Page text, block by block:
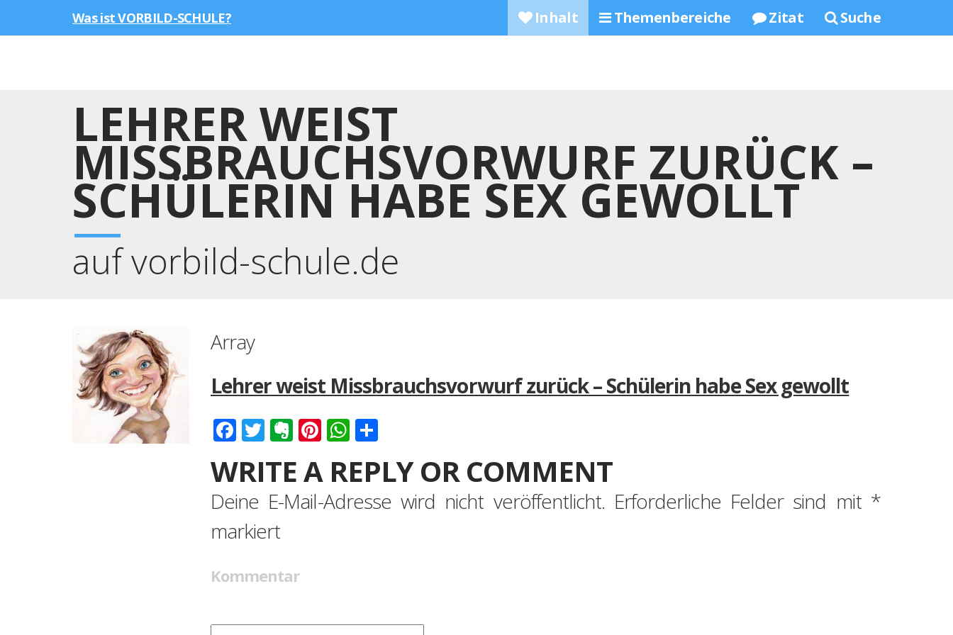
Was ist VORBILD-SCHULE? Inhalt Themenbereiche Zitat Suche
LEHRER WEIST
MISSBRAUCHSVORWURF ZURÜCK –
SCHÜLERIN HABE SEX GEWOLLT
auf vorbild-schule.de
Array
Lehrer weist Missbrauchsvorwurf zurück – Schülerin habe Sex gewollt
Facebook
Twitter
Evernote
Pinterest
WhatsApp
WRITE A REPLY OR COMMENT
Deine E-Mail-Adresse wird nicht veröffentlicht. Erforderliche Felder sind mit *
markiert
Kommentar